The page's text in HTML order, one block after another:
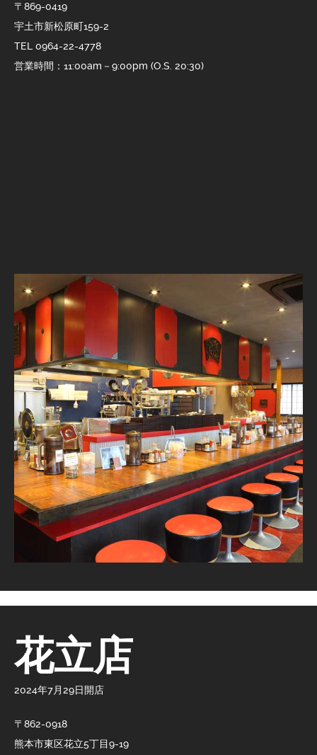
〒869-0419
宇土市新松原町159-2
TEL 0964-22-4778
営業時間：11:00am－9:00pm (O.S. 20:30)
花立店
2024年7月29日開店
〒862-0918
熊本市東区花立5丁目9-19